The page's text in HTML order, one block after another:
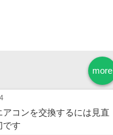
more
アコンを交換するには見直
です